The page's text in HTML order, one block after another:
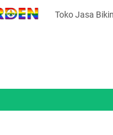
Toko Jasa